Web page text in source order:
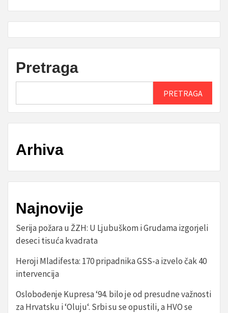
Pretraga
PRETRAGA
Arhiva
Najnovije
Serija požara u ŽZH: U Ljubuškom i Grudama izgorjeli
deseci tisuća kvadrata
Heroji Mladifesta: 170 pripadnika GSS-a izvelo čak 40
intervencija
Oslobođenje Kupresa ‘94. bilo je od presudne važnosti
za Hrvatsku i ‘Oluju‘. Srbi su se opustili, a HVO se